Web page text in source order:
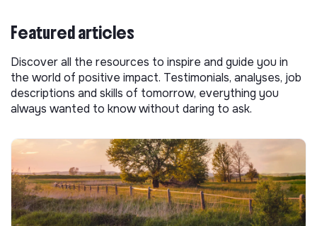
Featured articles
Discover all the resources to inspire and guide you in
the world of positive impact. Testimonials, analyses, job
descriptions and skills of tomorrow, everything you
always wanted to know without daring to ask.